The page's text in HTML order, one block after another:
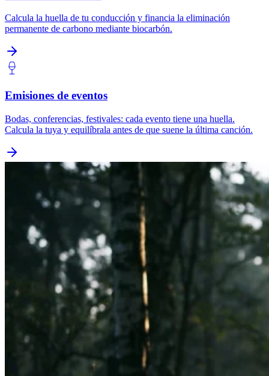
Calcula la huella de tu conducción y financia la eliminación
permanente de carbono mediante biocarbón.
Emisiones de eventos
Bodas, conferencias, festivales: cada evento tiene una huella.
Calcula la tuya y equilíbrala antes de que suene la última canción.